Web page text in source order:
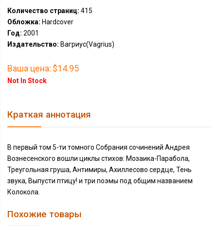
Количество страниц: 415
Обложка: Hardcover
Год: 2001
Издательство: Вагриус(Vagrius)
Ваша цена: $14.95
Not In Stock
Краткая аннотация
В первый том 5-ти томного Собрания сочинений Андрея
Вознесенского вошли циклы стихов: Мозаика-Парабола,
Треугольная груша, Антимиры, Ахиллесово сердце, Тень
звука, Выпусти птицу! и три поэмы под общим названием
Колокола.
Похожие товары